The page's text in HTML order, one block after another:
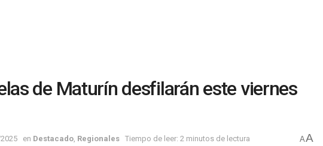
de Maturín desfilarán este viernes
en Destacado Regionales Tiempo de leer: 2 minutos de lectura AA